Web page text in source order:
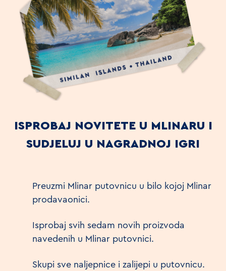
ISPROBAJ NOVITETE U MLINARU I
SUDJELUJ U NAGRADNOJ IGRI
Preuzmi Mlinar putovnicu u bilo kojoj Mlinar
prodavaonici.
Isprobaj svih sedam novih proizvoda
navedenih u Mlinar putovnici.
Skupi sve naljepnice i zalijepi u putovnicu.